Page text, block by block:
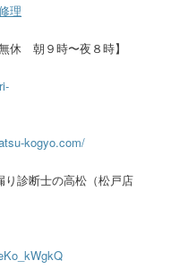
理
休 朝９時〜夜８時】
kogyo.com/
り診断士の高松（松戸店